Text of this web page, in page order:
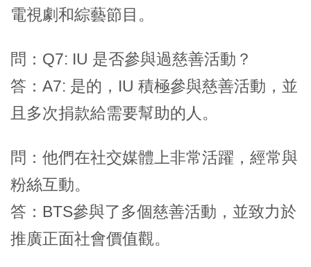
電視劇和綜藝節目。
問：Q7: IU 是否參與過慈善活動？
答：A7: 是的，IU 積極參與慈善活動，並
且多次捐款給需要幫助的人。
問：他們在社交媒體上非常活躍，經常與
粉絲互動。
答：BTS參與了多個慈善活動，並致力於
推廣正面社會價值觀。